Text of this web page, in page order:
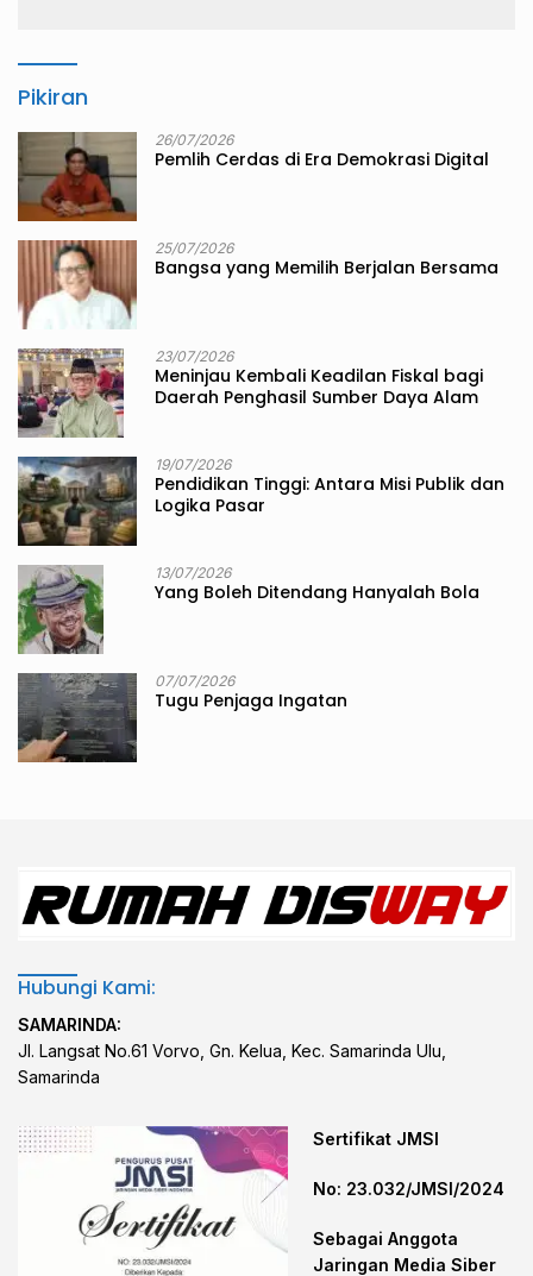
Pikiran
26/07/2026
Pemlih Cerdas di Era Demokrasi Digital
25/07/2026
Bangsa yang Memilih Berjalan Bersama
23/07/2026
Meninjau Kembali Keadilan Fiskal bagi
Daerah Penghasil Sumber Daya Alam
19/07/2026
Pendidikan Tinggi: Antara Misi Publik dan
Logika Pasar
13/07/2026
Yang Boleh Ditendang Hanyalah Bola
07/07/2026
Tugu Penjaga Ingatan
Hubungi Kami:
SAMARINDA:
Jl. Langsat No.61 Vorvo, Gn. Kelua, Kec. Samarinda Ulu,
Samarinda
Sertifikat JMSI
No: 23.032/JMSI/2024
Sebagai Anggota
Jaringan Media Siber